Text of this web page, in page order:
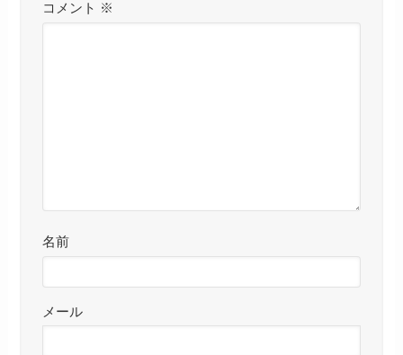
コメント ※
名前
メール